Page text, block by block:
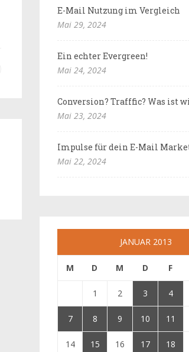
E-Mail Nutzung im Vergleich
Mai 29, 2024
Ein echter Evergreen!
Mai 24, 2024
Conversion? Trafffic? Was ist
Mai 23, 2024
Impulse für dein E-Mail
Mai 22, 2024
JANUAR 2013
M D M D F
1 2 3 4
7 8 9 10 11
14 15 16 17 18